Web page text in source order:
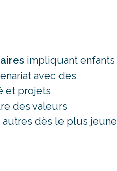
impliquant enfants
avec des
et projets
des valeurs
autres dès le plus jeune